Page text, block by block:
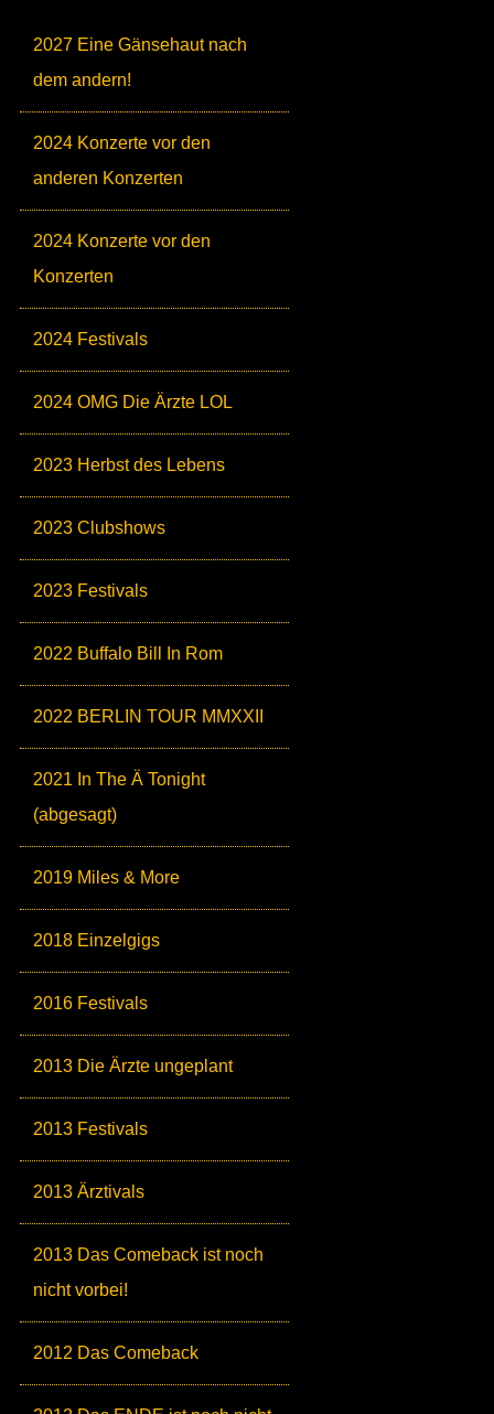
2027 Eine Gänsehaut nach
dem andern!
2024 Konzerte vor den
anderen Konzerten
2024 Konzerte vor den
Konzerten
2024 Festivals
2024 OMG Die Ärzte LOL
2023 Herbst des Lebens
2023 Clubshows
2023 Festivals
2022 Buffalo Bill In Rom
2022 BERLIN TOUR MMXXII
2021 In The Ä Tonight
(abgesagt)
2019 Miles & More
2018 Einzelgigs
2016 Festivals
2013 Die Ärzte ungeplant
2013 Festivals
2013 Ärztivals
2013 Das Comeback ist noch
nicht vorbei!
2012 Das Comeback